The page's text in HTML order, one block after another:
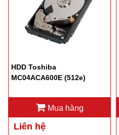
HDD Toshiba
MC04ACA600E (512e)
Mua hàng
Liên hệ